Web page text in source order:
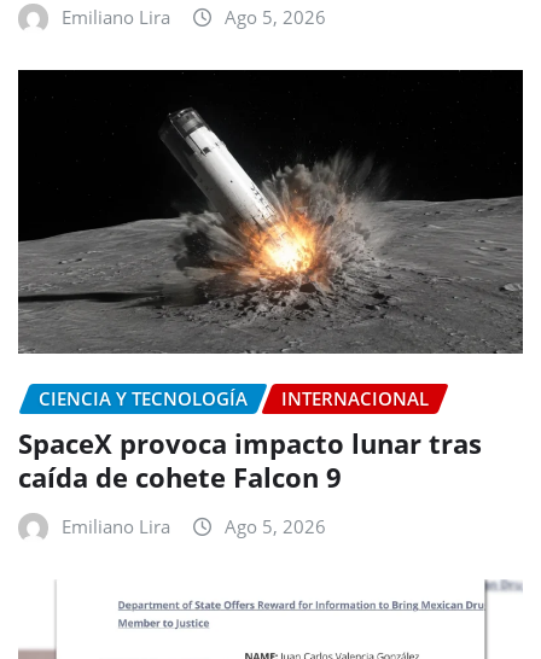
Emiliano Lira Ago 5, 2026
CIENCIA Y TECNOLOGÍA INTERNACIONAL
SpaceX provoca impacto lunar tras
caída de cohete Falcon 9
Emiliano Lira Ago 5, 2026